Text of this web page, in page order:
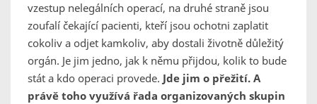
vzestup nelegálních operací, na druhé straně jsou
zoufalí čekající pacienti, kteří jsou ochotni zaplatit
cokoliv a odjet kamkoliv, aby dostali životně důležitý
orgán. Je jim jedno, jak k němu přijdou, kolik to bude
stát a kdo operaci provede. Jde jim o přežití. A
právě toho využívá řada organizovaných skupin